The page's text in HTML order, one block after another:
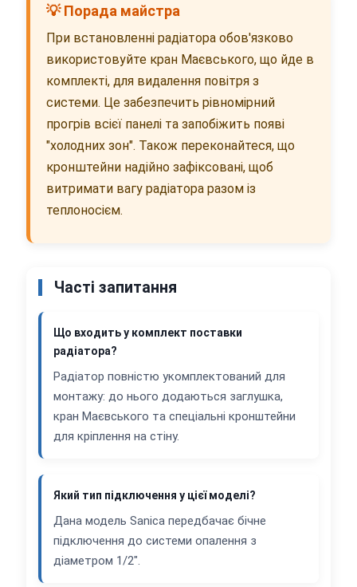
💡 Порада майстра
При встановленні радіатора обов'язково
використовуйте кран Маєвського, що йде в
комплекті, для видалення повітря з
системи. Це забезпечить рівномірний
прогрів всієї панелі та запобіжить появі
"холодних зон". Також переконайтеся, що
кронштейни надійно зафіксовані, щоб
витримати вагу радіатора разом із
теплоносієм.
Часті запитання
Що входить у комплект поставки
радіатора?
Радіатор повністю укомплектований для
монтажу: до нього додаються заглушка,
кран Маєвського та спеціальні кронштейни
для кріплення на стіну.
Який тип підключення у цієї моделі?
Дана модель Sanica передбачає бічне
підключення до системи опалення з
діаметром 1/2".